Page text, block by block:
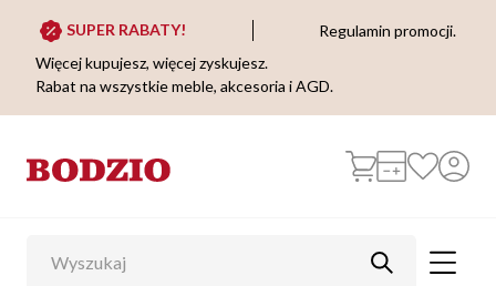
SUPER RABATY!
Regulamin promocji.
Więcej kupujesz, więcej zyskujesz.
Rabat na wszystkie meble, akcesoria i AGD.